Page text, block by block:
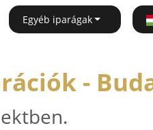
Egyéb iparágak
-